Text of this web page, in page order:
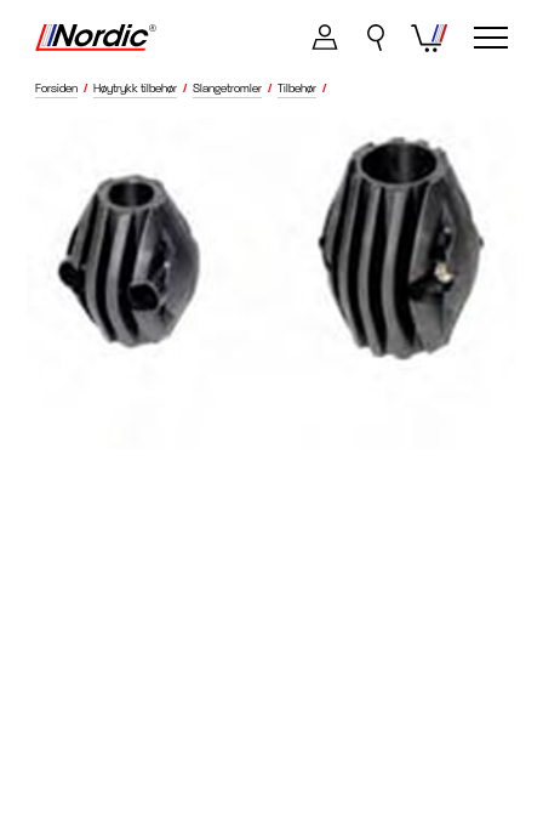
Forsiden / Høytrykk tilbehør / Slangetromler / Tilbehør /